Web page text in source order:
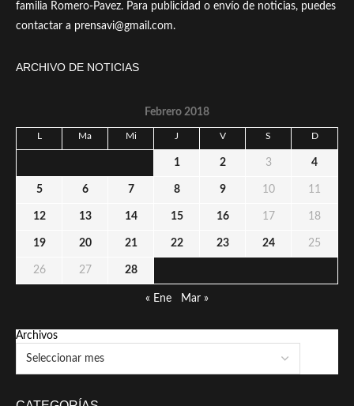
familia Romero-Pavez. Para publicidad o envío de noticias, puedes
contactar a prensavi@gmail.com.
ARCHIVO DE NOTICIAS
Febrero 2018
Ma Mi J V S D
1 2 3 4
5 6 7 8 9 10 11
12 13 14 15 16 17 18
19 20 21 22 23 24 25
26 27 28
« Ene Mar »
Archivos